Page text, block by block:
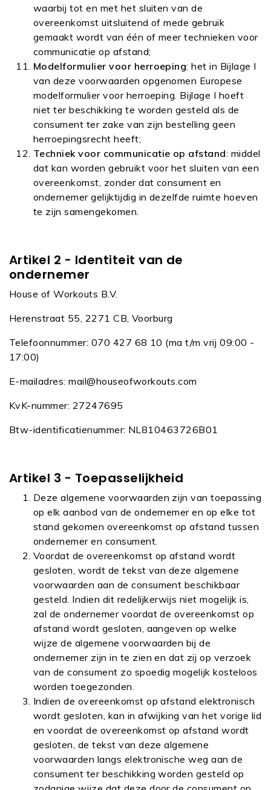
waarbij tot en met het sluiten van de
overeenkomst uitsluitend of mede gebruik
gemaakt wordt van één of meer technieken voor
communicatie op afstand;
Modelformulier voor herroeping: het in Bijlage I
van deze voorwaarden opgenomen Europese
modelformulier voor herroeping. Bijlage I hoeft
niet ter beschikking te worden gesteld als de
consument ter zake van zijn bestelling geen
herroepingsrecht heeft;
Techniek voor communicatie op afstand: middel
dat kan worden gebruikt voor het sluiten van een
overeenkomst, zonder dat consument en
ondernemer gelijktijdig in dezelfde ruimte hoeven
te zijn samengekomen.
Artikel 2 - Identiteit van de
ondernemer
House of Workouts B.V.
Herenstraat 55, 2271 CB, Voorburg
Telefoonnummer: 070 427 68 10 (ma t/m vrij 09:00 -
17:00)
E-mailadres:mail@houseofworkouts.com
KvK-nummer: 27247695
Btw-identificatienummer: NL810463726B01
Artikel 3 - Toepasselijkheid
Deze algemene voorwaarden zijn van toepassing
op elk aanbod van de ondernemer en op elke tot
stand gekomen overeenkomst op afstand tussen
ondernemer en consument.
Voordat de overeenkomst op afstand wordt
gesloten, wordt de tekst van deze algemene
voorwaarden aan de consument beschikbaar
gesteld. Indien dit redelijkerwijs niet mogelijk is,
zal de ondernemer voordat de overeenkomst op
afstand wordt gesloten, aangeven op welke
wijze de algemene voorwaarden bij de
ondernemer zijn in te zien en dat zij op verzoek
van de consument zo spoedig mogelijk kosteloos
worden toegezonden.
Indien de overeenkomst op afstand elektronisch
wordt gesloten, kan in afwijking van het vorige lid
en voordat de overeenkomst op afstand wordt
gesloten, de tekst van deze algemene
voorwaarden langs elektronische weg aan de
consument ter beschikking worden gesteld op